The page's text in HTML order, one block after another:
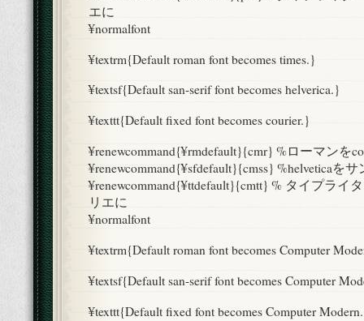
エに
¥normalfont
¥textrm{Default roman font becomes times.}
¥textsf{Default san-serif font becomes helverica.}
¥texttt{Default fixed font becomes courier.}
¥renewcommand{¥rmdefault}{cmr} %ローマンを
¥renewcommand{¥sfdefault}{cmss} %helveticaを
¥renewcommand{¥ttdefault}{cmtt} % タイプライ
リエに
¥normalfont
¥textrm{Default roman font becomes Computer
¥textsf{Default san-serif font becomes Computer
¥texttt{Default fixed font becomes Computer